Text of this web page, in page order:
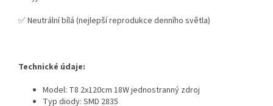
✅ Neutrální bílá (nejlepší reprodukce denního světla)
Technické údaje:
Model: T8 2x120cm 18W jednostranný zdroj
Typ diody: SMD 2835